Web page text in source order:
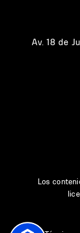
Av. 18 de
Los